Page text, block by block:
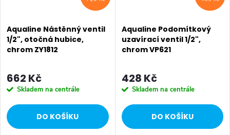
Aqualine Nástěnný ventil
1/2", otočná hubice,
chrom ZY1812
662 Kč
Skladem na centrále
DO KOŠÍKU
Aqualine Podomítkový
uzavírací ventil 1/2",
chrom VP621
428 Kč
Skladem na centrále
DO KOŠÍKU